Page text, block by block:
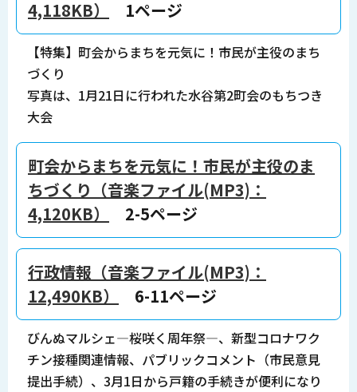
4,118KB）
1ページ
【特集】町会からまちを元気に！市民が主役のまち
づくり
写真は、1月21日に行われた水谷第2町会のもちつき
大会
町会からまちを元気に！市民が主役のま
ちづくり（音楽ファイル(MP3)：
4,120KB）
2-5ページ
行政情報（音楽ファイル(MP3)：
12,490KB）
6-11ページ
びんぬマルシェ―桜咲く周年祭―、新型コロナワク
チン接種関連情報、パブリックコメント（市民意見
提出手続）、3月1日から戸籍の手続きが便利になり